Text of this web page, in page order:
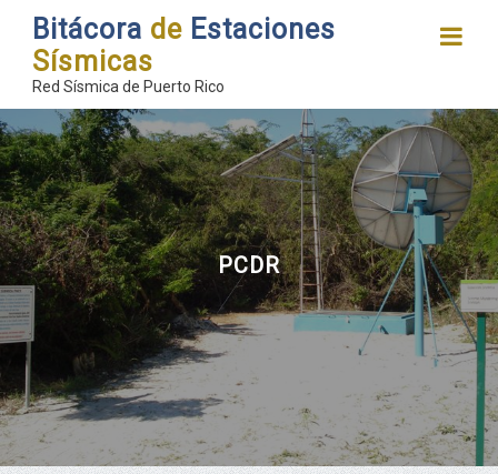
Bitácora de Estaciones
Sísmicas
Red Sísmica de Puerto Rico
PCDR